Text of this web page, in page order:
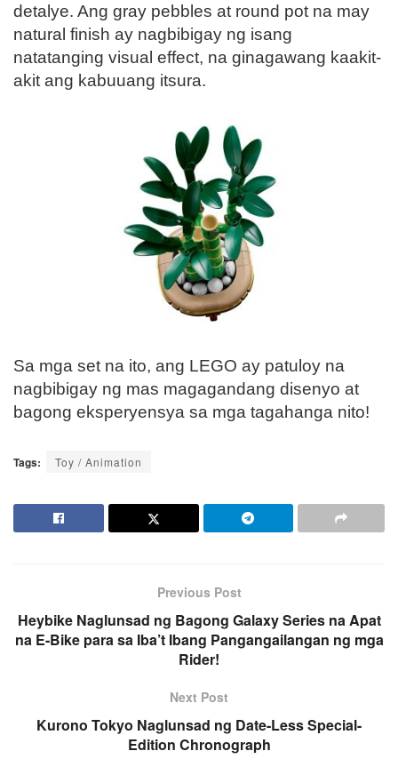
detalye. Ang gray pebbles at round pot na may
natural finish ay nagbibigay ng isang
natatanging visual effect, na ginagawang kaakit-
akit ang kabuuang itsura.
Sa mga set na ito, ang LEGO ay patuloy na
nagbibigay ng mas magagandang disenyo at
bagong eksperyensya sa mga tagahanga nito!
Tags: Toy / Animation
Previous Post
Heybike Naglunsad ng Bagong Galaxy Series na Apat
na E-Bike para sa Iba’t Ibang Pangangailangan ng mga
Rider!
Next Post
Kurono Tokyo Naglunsad ng Date-Less Special-
Edition Chronograph